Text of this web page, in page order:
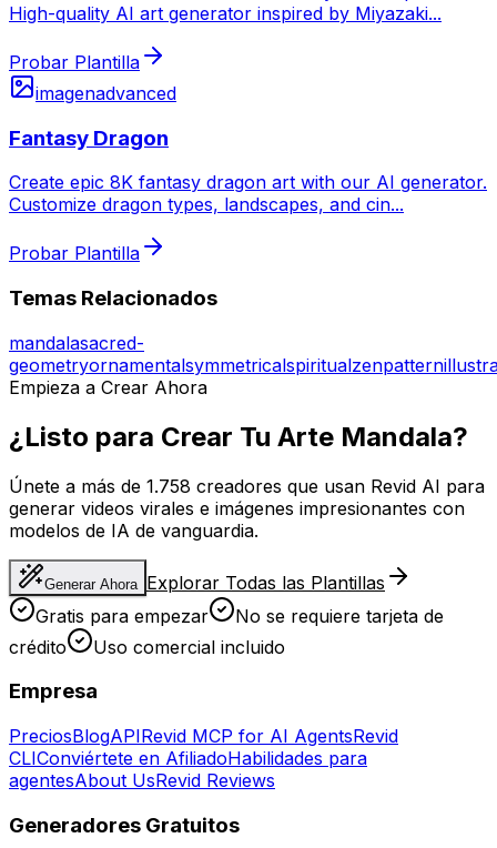
High-quality AI art generator inspired by Miyazaki...
Probar Plantilla
imagenadvanced
Fantasy Dragon
Create epic 8K fantasy dragon art with our AI generator.
Customize dragon types, landscapes, and cin...
Probar Plantilla
Temas Relacionados
mandalasacred-
geometryornamentalsymmetricalspiritualzenpattern
Empieza a Crear Ahora
¿Listo para Crear Tu Arte Mandala?
Únete a más de 1.758 creadores que usan Revid AI para
generar videos virales e imágenes impresionantes con
modelos de IA de vanguardia.
Generar Ahora Explorar Todas las Plantillas
Gratis para empezar
No se requiere tarjeta de
crédito
Uso comercial incluido
Empresa
PreciosBlogAPIRevid MCP for AI AgentsRevid
CLIConviértete en AfiliadoHabilidades para
agentesAbout UsRevid Reviews
Generadores Gratuitos